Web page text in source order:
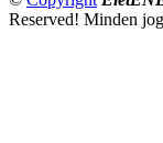
Reserved! Minden